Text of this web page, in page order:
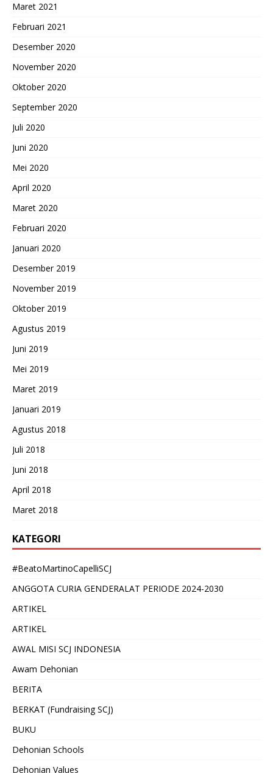
Maret 2021
Februari 2021
Desember 2020
November 2020
Oktober 2020
September 2020
Juli 2020
Juni 2020
Mei 2020
April 2020
Maret 2020
Februari 2020
Januari 2020
Desember 2019
November 2019
Oktober 2019
Agustus 2019
Juni 2019
Mei 2019
Maret 2019
Januari 2019
Agustus 2018
Juli 2018
Juni 2018
April 2018
Maret 2018
KATEGORI
#BeatoMartinoCapelliSCJ
ANGGOTA CURIA GENDERALAT PERIODE 2024-2030
ARTIKEL
ARTIKEL
AWAL MISI SCJ INDONESIA
Awam Dehonian
BERITA
BERKAT (Fundraising SCJ)
BUKU
Dehonian Schools
Dehonian Values